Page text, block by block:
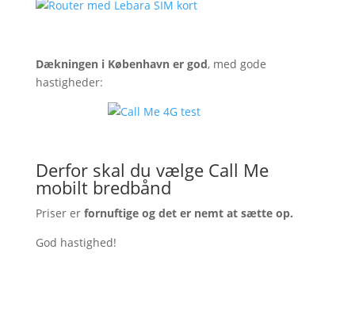
Dækningen i København er god, med gode
hastigheder:
Derfor skal du vælge Call Me
mobilt bredbånd
Priser er fornuftige og det er nemt at sætte op.
God hastighed!